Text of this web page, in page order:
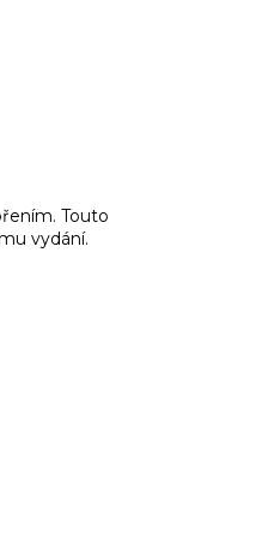
Touto
vydání.